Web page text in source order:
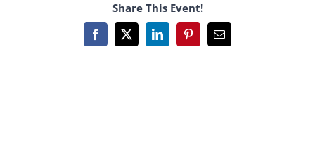
Share This Event!
Facebook
X LinkedInPinterestEmail